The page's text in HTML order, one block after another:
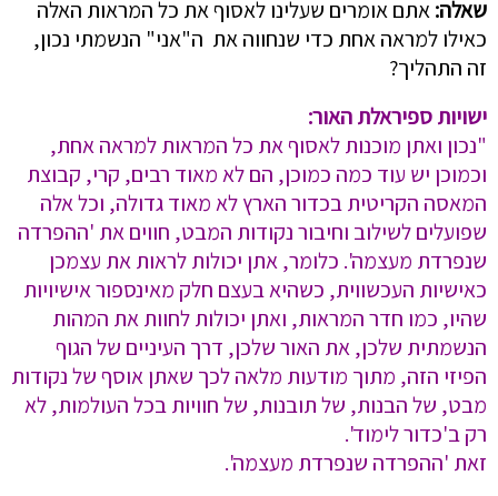
שאלה:אתם אומרים שעלינו לאסוף את כל המראות האלה
כאילו למראה אחת כדי שנחווה את ה"אני" הנשמתי נכון,
זה התהליך?
ישויות ספיראלת האור:
"נכון ואתן מוכנות לאסוף את כל המראות למראה אחת,
וכמוכן יש עוד כמה כמוכן, הם לא מאוד רבים, קרי, קבוצת
המאסה הקריטית בכדור הארץ לא מאוד גדולה, וכל אלה
שפועלים לשילוב וחיבור נקודות המבט, חווים את 'ההפרדה
שנפרדת מעצמה'. כלומר, אתן יכולות לראות את עצמכן
כאישיות העכשווית, כשהיא בעצם חלק מאינספור אישיויות
שהיו, כמו חדר המראות, ואתן יכולות לחוות את המהות
הנשמתית שלכן, את האור שלכן, דרך העיניים של הגוף
הפיזי הזה, מתוך מודעות מלאה לכך שאתן אוסף של נקודות
מבט, של הבנות, של תובנות, של חוויות בכל העולמות, לא
רק ב'כדור לימוד'.
זאת 'ההפרדה שנפרדת מעצמה'.